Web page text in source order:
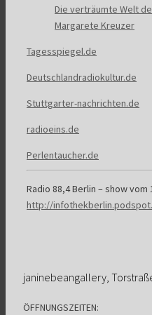
Die verträumte Welt
Margarete Kreuzer
Tagesspiegel.de
Deutschlandradiokultur.de
Stuttgarter-nachrichten.de
radioeins.de
Perlentaucher.de
Radio 88,4 Berlin – show vom
http://
janinebeangallery,
ÖFFNUNGSZEITEN: